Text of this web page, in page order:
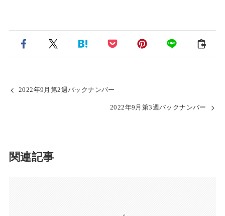
2022年9月第2週バックナンバー
2022年9月第3週バックナンバー
関連記事